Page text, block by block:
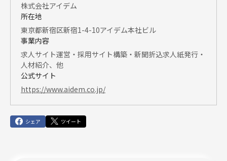
株式会社アイデム
所在地
東京都新宿区新宿1-4-10アイデム本社ビル
事業内容
求人サイト運営・採用サイト構築・新聞折込求人紙発行・
人材紹介、他
公式サイト
https://www.aidem.co.jp/
シェア ツイート